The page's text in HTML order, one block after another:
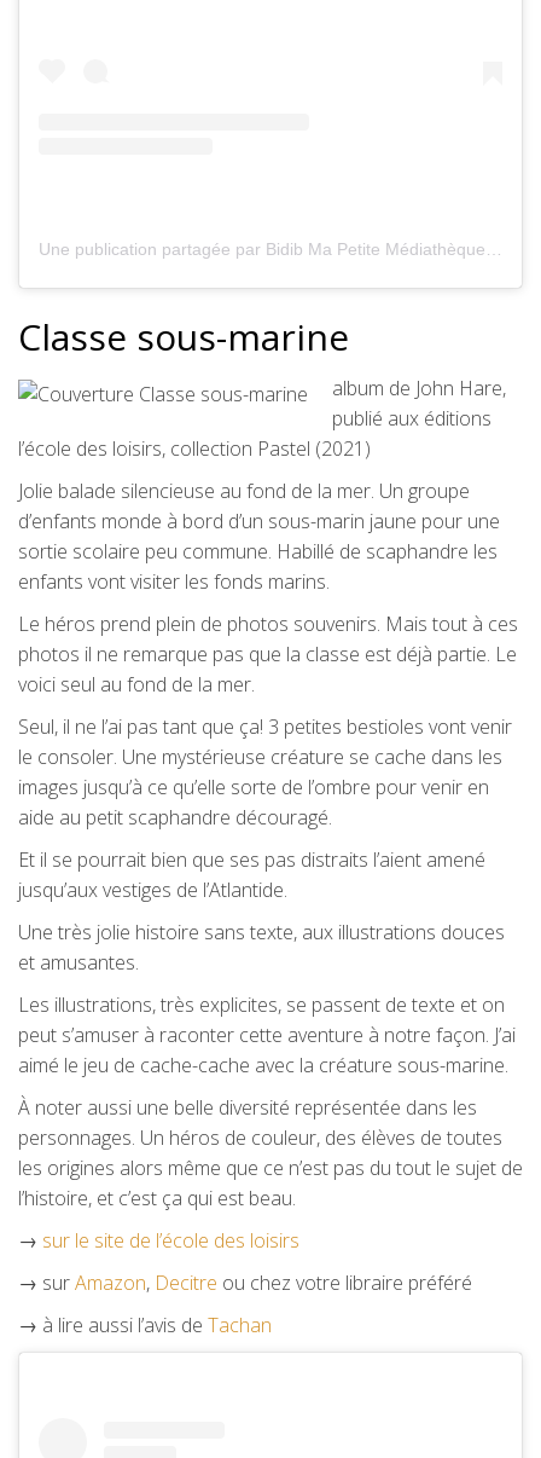
Classe sous-marine
album de John Hare,
publié aux éditions
l’école des loisirs, collection Pastel (2021)
Jolie balade silencieuse au fond de la mer. Un groupe
d’enfants monde à bord d’un sous-marin jaune pour une
sortie scolaire peu commune. Habillé de scaphandre les
enfants vont visiter les fonds marins.
Le héros prend plein de photos souvenirs. Mais tout à ces
photos il ne remarque pas que la classe est déjà partie. Le
voici seul au fond de la mer.
Seul, il ne l’ai pas tant que ça! 3 petites bestioles vont venir
le consoler. Une mystérieuse créature se cache dans les
images jusqu’à ce qu’elle sorte de l’ombre pour venir en
aide au petit scaphandre découragé.
Et il se pourrait bien que ses pas distraits l’aient amené
jusqu’aux vestiges de l’Atlantide.
Une très jolie histoire sans texte, aux illustrations douces
et amusantes.
Les illustrations, très explicites, se passent de texte et on
peut s’amuser à raconter cette aventure à notre façon. J’ai
aimé le jeu de cache-cache avec la créature sous-marine.
À noter aussi une belle diversité représentée dans les
personnages. Un héros de couleur, des élèves de toutes
les origines alors même que ce n’est pas du tout le sujet de
l’histoire, et c’est ça qui est beau.
→ sur le site de l’école des loisirs
→ surAmazon, Decitre ou chez votre libraire préféré
→ à lire aussi l’avis de Tachan